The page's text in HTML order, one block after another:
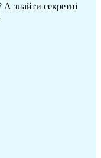
А знайти секретні